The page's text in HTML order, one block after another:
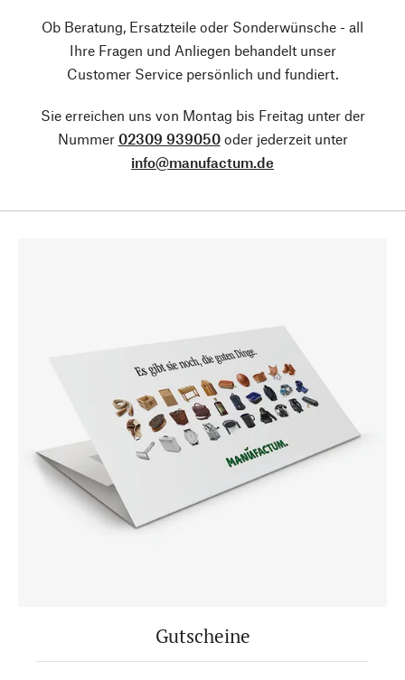
Ob Beratung, Ersatzteile oder Sonderwünsche - all
Ihre Fragen und Anliegen behandelt unser
Customer Service persönlich und fundiert.
Sie erreichen uns von Montag bis Freitag unter der
Nummer 02309 939050oder jederzeit unter
info@manufactum.de
Gutscheine